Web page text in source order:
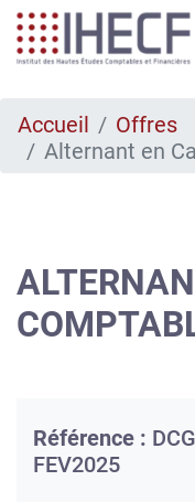
Aller
au
contenu
Accueil
Offres
Alternant en
Référence : DCG
FEV2025